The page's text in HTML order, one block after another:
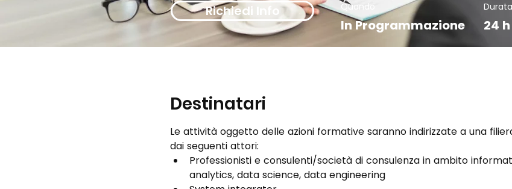
Richiedi Info Quando
In Programmazione 24 h
Destinatari
Le attività oggetto delle azioni formative saranno indirizzate a una
dai seguenti attori:
Professionisti e consulenti/società di consulenza in ambito
analytics, data science, data engineering